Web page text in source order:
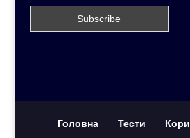
Головна Тести